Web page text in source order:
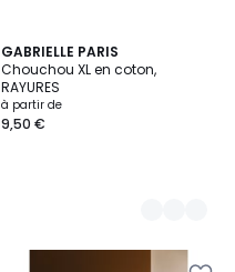
GABRIELLE PARIS
Chouchou XL en coton,
RAYURES
à partir de
9,50 €
3
Couleurs